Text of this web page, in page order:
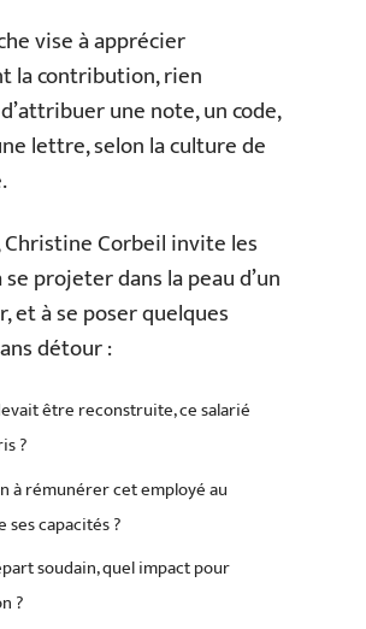
vise à apprécier
la contribution, rien
une note, un code,
lettre, selon la culture de
Christine Corbeil invite les
projeter dans la peau d’un
et à se poser quelques
détour :
être reconstruite, ce salarié
?
à rémunérer cet employé au
ses capacités ?
soudain, quel impact pour
?